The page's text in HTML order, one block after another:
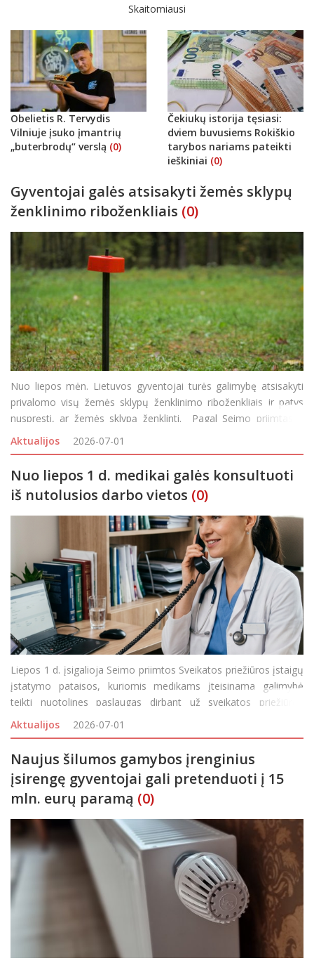
Skaitomiausi
Obelietis R. Tervydis
Vilniuje įsuko įmantrių
„buterbrodų“ verslą (0)
Čekiukų istorija tęsiasi:
dviem buvusiems Rokiškio
tarybos nariams pateikti
ieškiniai (0)
Gyventojai galės atsisakyti žemės sklypų
ženklinimo riboženkliais (0)
Nuo liepos mėn. Lietuvos gyventojai turės galimybę atsisakyti
privalomo visų žemės sklypų ženklinimo riboženkliais ir patys
nuspręsti, ar žemės sklypą ženklinti. Pagal Seimo priimtas ir
įsigaliojusias Nekilnojamojo turto kadastro įstatymo pataisas,
žemės sklypo savininkas arba valstybinės ar
Aktualijos 2026-07-01
Nuo liepos 1 d. medikai galės konsultuoti
iš nutolusios darbo vietos (0)
Liepos 1 d. įsigalioja Seimo priimtos Sveikatos priežiūros įstaigų
įstatymo pataisos, kuriomis medikams įteisinama galimybė
teikti nuotolines paslaugas dirbant už sveikatos priežiūros
įstaigos ribų. Nauja tvarka teikti paslaugas iš nutolusių darbo
vietų galios gydytojams, odontologams, slaug
Aktualijos 2026-07-01
Naujus šilumos gamybos įrenginius
įsirengę gyventojai gali pretenduoti į 15
mln. eurų paramą (0)